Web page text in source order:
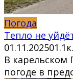
Погода
Тепло не
01.11.202501.1к.
В карельском
погоде в